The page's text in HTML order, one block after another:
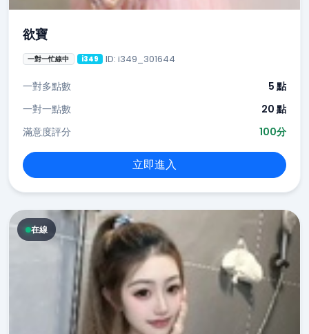
欲寶
一對一忙線中 i349 ID: i349_301644
一對多點數
5 點
一對一點數
20 點
滿意度評分
100分
立即進入
在線